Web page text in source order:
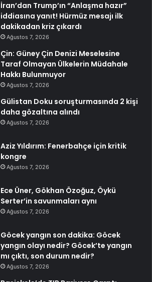
İran’dan Trump’ın “Anlaşma hazır”
iddiasına yanıt! Hürmüz mesajı ilk
dakikadan kriz çıkardı
Ağustos 7, 2026
Çin: Güney Çin Denizi Meselesine
Taraf Olmayan Ülkelerin Müdahale
Hakkı Bulunmuyor
Ağustos 7, 2026
Gülistan Doku soruşturmasında 2 kişi
daha gözaltına alındı
Ağustos 7, 2026
Aziz Yıldırım: Fenerbahçe için kritik
kongre
Ağustos 7, 2026
Ece Üner, Gökhan Özoğuz, Öykü
Serter’in savunmaları aynı
Ağustos 7, 2026
Göcek yangın son dakika: Göcek
yangın olayı nedir? Göcek’te yangın
mı çıktı, son durum nedir?
Ağustos 7, 2026